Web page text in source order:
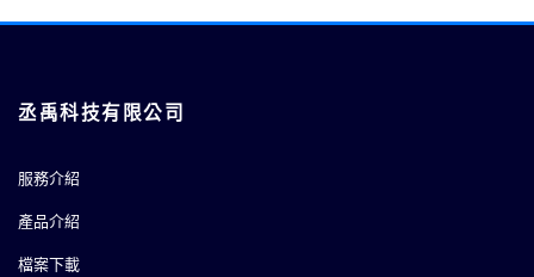
丞禹科技有限公司
服務介紹
產品介紹
檔案下載